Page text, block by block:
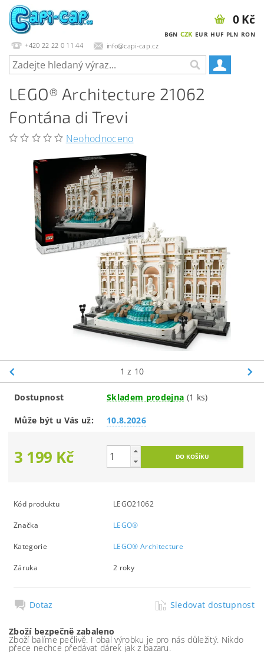
+420 22 22 0 11 44 info@capi-cap.cz
BGN CZK EUR HUF PLN RON
0 Kč
LEGO® Architecture 21062
Fontána di Trevi
Neohodnoceno
1 z 10
Dostupnost Skladem prodejna (1 ks)
Může být u Vás už: 10.8.2026
3 199 Kč
Kód produktu LEGO21062
Značka LEGO®
Kategorie LEGO® Architecture
Záruka 2 roky
Dotaz Sledovat dostupnost
Zboží bezpečně zabaleno
Zboží balíme pečlivě. I obal výrobku je pro nás důležitý. Nikdo
přece nechce předávat dárek jak z bazaru.